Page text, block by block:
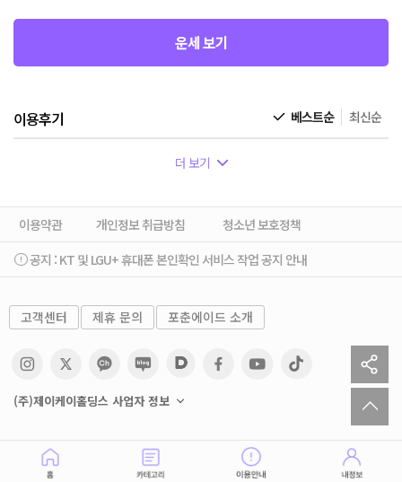
운세 보기
이용후기 베스트순 최신순
더 보기
이용약관 개인정보 취급방침
청소년 보호정책
공지 : KT 및 LGU+ 휴대폰 본인확인 서비스 작업 공지 안내
고객센터 제휴 문의 포춘에이드 소개
(주)제이케이홀딩스 사업자 정보